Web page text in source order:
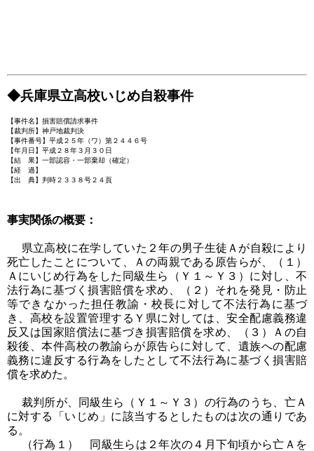
◆兵庫県立高校いじめ自殺事件
【事件名】損害賠償請求事件
【裁判所】神戸地裁判決
【事件番号】平成２５年（ワ）第２４４６号
【年月日】平成２８年３月３０日
【結 果】一部認容・一部棄却（確定）
【経 過】
【出 典】判時２３３８号２４頁
事実関係の概要：
県立高校に在学していた２年の男子生徒Ａが自殺により
死亡したことについて、Ａの両親である原告らが、（１）
Ａにいじめ行為をした同級生ら（Ｙ１～Ｙ３）に対し、不
法行為に基づく損害賠償を求め、（２）それを発見・防止
等できなかった担任教諭・校長に対して不法行為に基づ
き、高校を設置管理するＹ県に対しては、安全配慮義務違
反又は国家賠償法に基づき損害賠償を求め、（３）Ａの自
殺後、本件高校の教諭らが原告らに対して、遺族への配慮
義務に違反する行為をしたとして不法行為に基づく損害賠
償を求めた。
裁判所が、同級生ら（Ｙ１～Ｙ３）の行為のうち、亡Ａ
に対する「いじめ」に該当するとしたものは次の通りであ
る。
（行為１） 同級生らは２年次の４月下旬頃から亡Ａを